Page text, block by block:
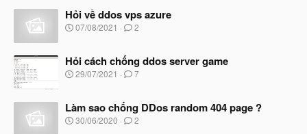
đ
ầ
à
y
b
t
đ
ầ
Hỏi về ddos vps azure
N
y
b
ắ
ầ
u
07/08/2021 2
Hỏi cách chống ddos server game
N
y
b
ắ
29/07/2021 7
Làm sao chống DDos random 404 page ?
N
30/06/2020 2